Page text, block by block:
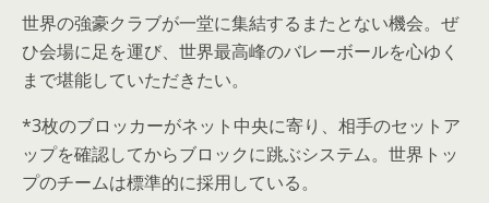
世界の強豪クラブが一堂に集結するまたとない機会。ぜ
ひ会場に足を運び、世界最高峰のバレーボールを心ゆく
まで堪能していただきたい。
*3枚のブロッカーがネット中央に寄り、相手のセットア
ップを確認してからブロックに跳ぶシステム。世界トッ
プのチームは標準的に採用している。